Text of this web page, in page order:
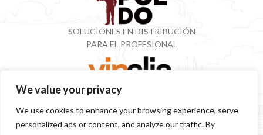
We value your privacy
We use cookies to enhance your browsing experience, serve
personalized ads or content, and analyze our traffic. By
SOLUCIONES EN DISTRIBUCIÓN
PARA EL PROFESIONAL
EN VINOS Y DESTILADOS